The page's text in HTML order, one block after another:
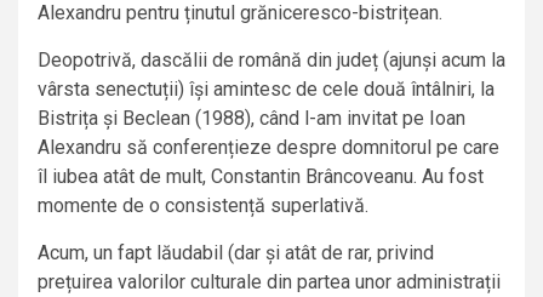
Alexandru pentru ținutul grăniceresco-bistrițean.
Deopotrivă, dascălii de română din județ (ajunși acum la
vârsta senectuții) își amintesc de cele două întâlniri, la
Bistrița și Beclean (1988), când l-am invitat pe Ioan
Alexandru să conferențieze despre domnitorul pe care
îl iubea atât de mult, Constantin Brâncoveanu. Au fost
momente de o consistență superlativă.
Acum, un fapt lăudabil (dar și atât de rar, privind
prețuirea valorilor culturale din partea unor administrații